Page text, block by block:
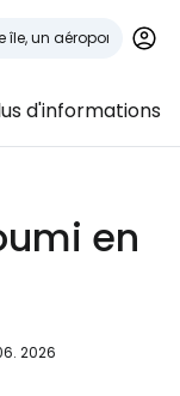
d'informations
en
2026
voyageurs